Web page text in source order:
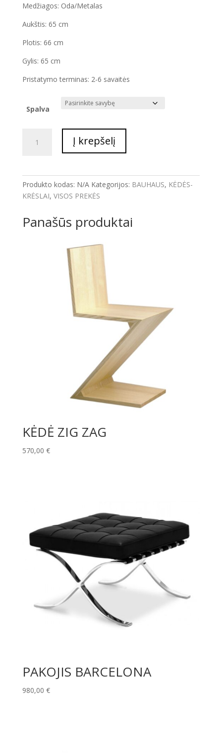
Medžiagos: Oda/Metalas
Aukštis: 65 cm
Plotis: 66 cm
Gylis: 65 cm
Pristatymo terminas: 2-6 savaitės
Spalva
kiekis:
Į krepšelį
Produkto kodas: N/A Kategorijos: BAUHAUS, KĖDĖS-
KRĖSLAI, VISOS PREKĖS
Panašūs produktai
KĖDĖ ZIG ZAG
570,00 €
PAKOJIS BARCELONA
980,00 €